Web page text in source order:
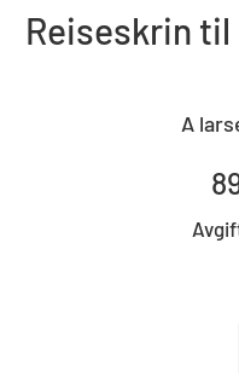
Reiseskrin til
A